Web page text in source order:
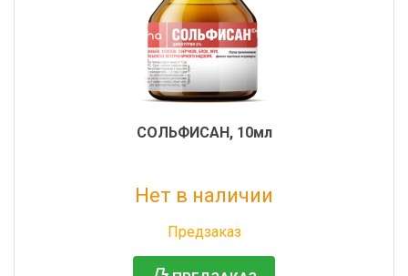
СОЛЬФИСАН, 10мл
Нет в наличии
Предзаказ